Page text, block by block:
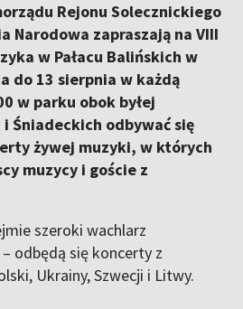
Rejonu Solecznickiego
Narodowa zapraszają na VIII
w Pałacu Balińskich w
do 13 sierpnia w każdą
w parku obok byłej
Śniadeckich odbywać się
żywej muzyki, w których
muzycy i goście z
szeroki wachlarz
odbędą się koncerty z
Ukrainy, Szwecji i Litwy.